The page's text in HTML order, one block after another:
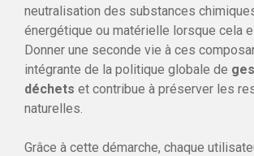
neutralisation des substances
énergétique ou matérielle lorsque cela
Donner une seconde vie à ces
intégrante de la politique globale de
déchets et contribue à préserver les
naturelles.
Grâce à cette démarche, chaque